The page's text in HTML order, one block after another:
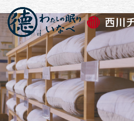
初めての方へ
店舗情報
お知らせ一覧